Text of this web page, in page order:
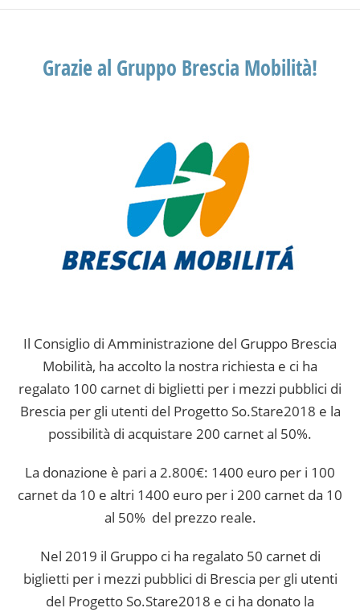
Grazie al Gruppo Brescia Mobilità!
Il Consiglio di Amministrazione del Gruppo Brescia
Mobilità, ha accolto la nostra richiesta e ci ha
regalato 100 carnet di biglietti per i mezzi pubblici di
Brescia per gli utenti del Progetto So.Stare2018 e la
possibilità di acquistare 200 carnet al 50%.
La donazione è pari a 2.800€: 1400 euro per i 100
carnet da 10 e altri 1400 euro per i 200 carnet da 10
al 50% del prezzo reale.
Nel 2019 il Gruppo ci ha regalato 50 carnet di
biglietti per i mezzi pubblici di Brescia per gli utenti
del Progetto So.Stare2018 e ci ha donato la